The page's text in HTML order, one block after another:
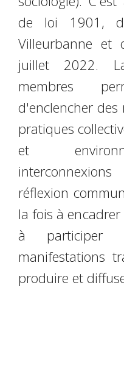
de loi 1901,
Villeurbanne
juillet 2022.
membres
d'enclencher des
pratiques
et
réflexion
la fois à
à participer
manifestations
produire et